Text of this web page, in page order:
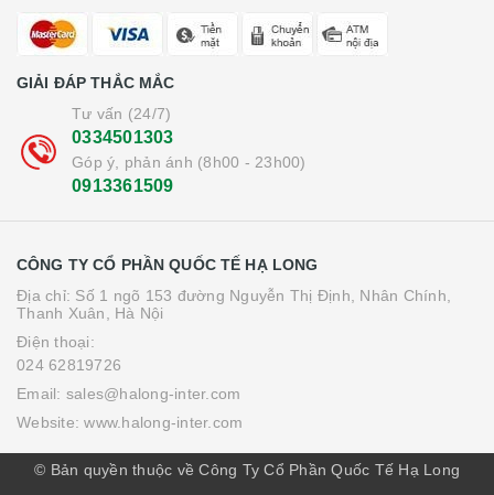
GIẢI ĐÁP THẮC MẮC
Tư vấn (24/7)
0334501303
Góp ý, phản ánh (8h00 - 23h00)
0913361509
CÔNG TY CỔ PHẦN QUỐC TẾ HẠ LONG
Địa chỉ: Số 1 ngõ 153 đường Nguyễn Thị Định, Nhân Chính,
Thanh Xuân, Hà Nội
Điện thoại:
024 62819726
Email: sales@halong-inter.com
Website: www.halong-inter.com
© Bản quyền thuộc về Công Ty Cổ Phần Quốc Tế Hạ Long